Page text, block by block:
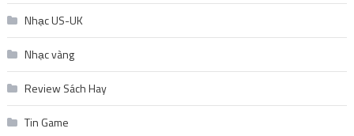
Nhạc US-UK
Nhạc vàng
Review Sách Hay
Tin Game